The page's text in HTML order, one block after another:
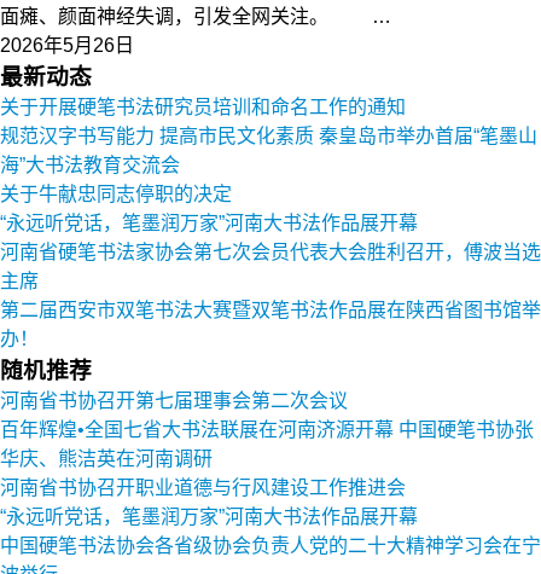
面瘫、颜面神经失调，引发全网关注。 …
2026年5月26日
最新动态
关于开展硬笔书法研究员培训和命名工作的通知
规范汉字书写能力 提高市民文化素质 秦皇岛市举办首届“笔墨山
海”大书法教育交流会
关于牛献忠同志停职的决定
“永远听党话，笔墨润万家”河南大书法作品展开幕
河南省硬笔书法家协会第七次会员代表大会胜利召开，傅波当选
主席
第二届西安市双笔书法大赛暨双笔书法作品展在陕西省图书馆举
办！
随机推荐
河南省书协召开第七届理事会第二次会议
百年辉煌•全国七省大书法联展在河南济源开幕 中国硬笔书协张
华庆、熊洁英在河南调研
河南省书协召开职业道德与行风建设工作推进会
“永远听党话，笔墨润万家”河南大书法作品展开幕
中国硬笔书法协会各省级协会负责人党的二十大精神学习会在宁